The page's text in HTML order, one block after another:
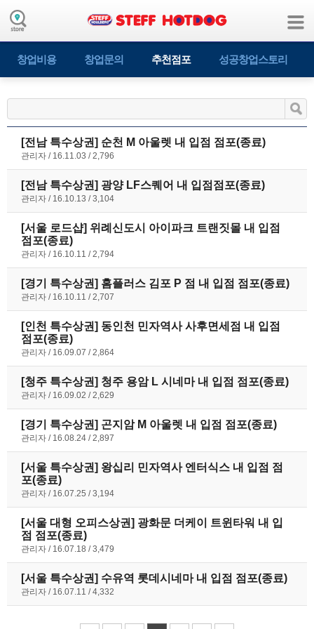
창업비용 창업문의 추천점포 성공창업스토리
[전남 특수상권] 순천 M 아울렛 내 입점 점포(종료)
관리자 16.11.03 2,796
[전남 특수상권] 광양 LF스퀘어 내 입점점포(종료)
관리자 16.10.13 3,104
[서울 로드샵] 위례신도시 아이파크 트랜짓몰 내 입점
점포(종료)
관리자 16.10.11 2,794
[경기 특수상권] 홈플러스 김포 P 점 내 입점 점포(종료)
관리자 16.10.11 2,707
[인천 특수상권] 동인천 민자역사 사후면세점 내 입점
점포(종료)
관리자 16.09.07 2,864
[청주 특수상권] 청주 용암 L 시네마 내 입점 점포(종료)
관리자 16.09.02 2,629
[경기 특수상권] 곤지암 M 아울렛 내 입점 점포(종료)
관리자 16.08.24 2,897
[서울 특수상권] 왕십리 민자역사 엔터식스 내 입점 점
포(종료)
관리자 16.07.25 3,194
[서울 대형 오피스상권] 광화문 더케이 트윈타워 내 입
점 점포(종료)
관리자 16.07.18 3,479
[서울 특수상권] 수유역 롯데시네마 내 입점 점포(종료)
관리자 16.07.11 4,332